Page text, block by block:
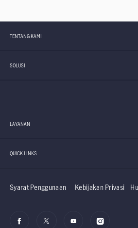
TENTANG KAMI
SOLUSI
LAYANAN
QUICK LINKS
Syarat Penggunaan Kebijakan Privasi